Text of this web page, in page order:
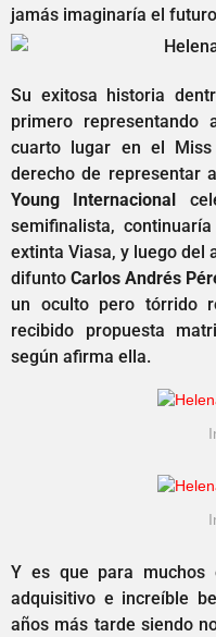
jamás imaginaría el
Su exitosa historia
primero representando
cuarto lugar en el
derecho de representar
Young Internacional
semifinalista,
extinta Viasa, y luego del
difunto Carlos Andrés
un oculto pero tórrido
recibido propuesta
según afirma ella.
Y es que para muchos
adquisitivo e increíble
años más tarde siendo